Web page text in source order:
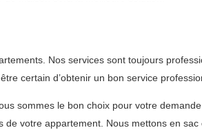
Nos services sont toujours
certain d’obtenir un bon service
sommes le bon choix pour votre
votre appartement. Nous mettons en